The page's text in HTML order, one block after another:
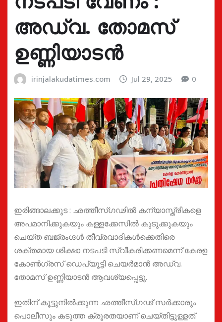
അഡ്വ. തോമസ്
ഉണ്ണിയാടൻ
irinjalakudatimes.com Jul 29, 2025 0
ഇരിങ്ങാലക്കുട : ഛത്തീസ്ഗഢിൽ കന്യാസ്ത്രീകളെ
അപമാനിക്കുകയും കള്ളക്കേസിൽ കുടുക്കുകയും
ചെയ്ത ബജ്രംഗ്ദൾ തീവ്രവാദികൾക്കെതിരെ
ശക്തമായ ശിക്ഷാ നടപടി സ്വീകരിക്കണമെന്ന് കേരള
കോൺഗ്രസ്‌ ഡെപ്യൂട്ടി ചെയർമാൻ അഡ്വ.
തോമസ് ഉണ്ണിയാടൻ ആവശ്യപ്പെട്ടു.
ഇതിന് കൂട്ടുനിൽക്കുന്ന ഛത്തീസ്ഗഢ് സർക്കാരും
പൊലീസും കടുത്ത ക്രൂരതയാണ് ചെയ്തിട്ടുള്ളത്.